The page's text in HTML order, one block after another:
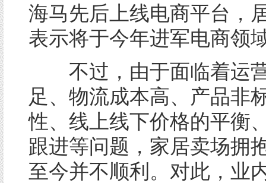
海马先后上线电商平台，
表示将于今年进军电商领
不过，由于面临着运
足、物流成本高、产品非
性、线上线下价格的平衡
跟进等问题，家居卖场拥
至今并不顺利。对此，业